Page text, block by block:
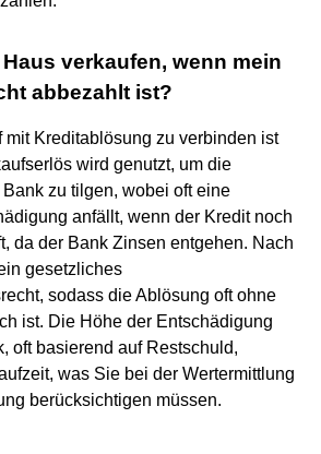
verkaufen, wenn mein
abbezahlt ist?
mit Kreditablösung zu verbinden ist
wird genutzt, um die
zu tilgen, wobei oft eine
anfällt, wenn der Kredit noch
da der Bank Zinsen entgehen. Nach
gesetzliches
sodass die Ablösung oft ohne
ist. Die Höhe der Entschädigung
oft basierend auf Restschuld,
was Sie bei der Wertermittlung
berücksichtigen müssen.